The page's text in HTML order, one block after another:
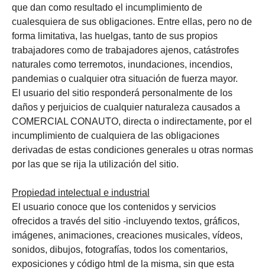
que dan como resultado el incumplimiento de
cualesquiera de sus obligaciones. Entre ellas, pero no de
forma limitativa, las huelgas, tanto de sus propios
trabajadores como de trabajadores ajenos, catástrofes
naturales como terremotos, inundaciones, incendios,
pandemias o cualquier otra situación de fuerza mayor.
El usuario del sitio responderá personalmente de los
daños y perjuicios de cualquier naturaleza causados a
COMERCIAL CONAUTO, directa o indirectamente, por el
incumplimiento de cualquiera de las obligaciones
derivadas de estas condiciones generales u otras normas
por las que se rija la utilización del sitio.
Propiedad intelectual e industrial
El usuario conoce que los contenidos y servicios
ofrecidos a través del sitio -incluyendo textos, gráficos,
imágenes, animaciones, creaciones musicales, vídeos,
sonidos, dibujos, fotografías, todos los comentarios,
exposiciones y código html de la misma, sin que esta